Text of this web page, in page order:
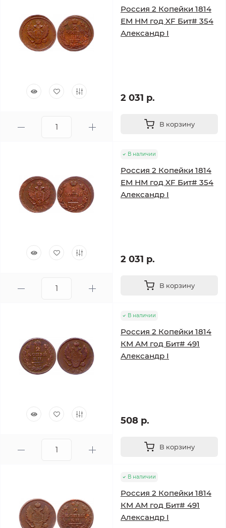
Россия 2 Копейки 1814
ЕМ НМ год XF Бит# 354
Александр I
2 031 р.
В корзину
В наличии
Россия 2 Копейки 1814
ЕМ НМ год XF Бит# 354
Александр I
2 031 р.
В корзину
В наличии
Россия 2 Копейки 1814
КМ АМ год Бит# 491
Александр I
508 р.
В корзину
В наличии
Россия 2 Копейки 1814
КМ АМ год Бит# 491
Александр I